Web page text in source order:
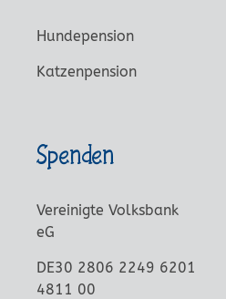
Hundepension
Katzenpension
Spenden
Vereinigte Volksbank
eG
DE30 2806 2249 6201
4811 00